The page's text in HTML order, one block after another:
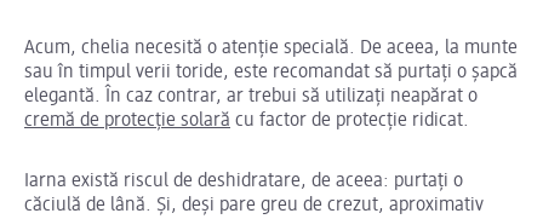
Acum, chelia necesită o atenție specială. De aceea, la munte
sau în timpul verii toride, este recomandat să purtați o șapcă
elegantă. În caz contrar, ar trebui să utilizați neapărat o
cremă de protecție solară cu factor de protecție ridicat.
Iarna există riscul de deshidratare, de aceea: purtați o
căciulă de lână. Și, deși pare greu de crezut, aproximativ